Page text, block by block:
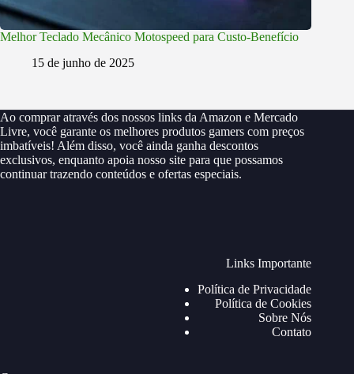
Melhor Teclado Mecânico Motospeed para Custo-Benefício
15 de junho de 2025
Ao comprar através dos nossos links da Amazon e Mercado
Livre, você garante os melhores produtos gamers com preços
imbatíveis! Além disso, você ainda ganha descontos
exclusivos, enquanto apoia nosso site para que possamos
continuar trazendo conteúdos e ofertas especiais.
Links Importante
Política de Privacidade
Política de Cookies
Sobre Nós
Contato